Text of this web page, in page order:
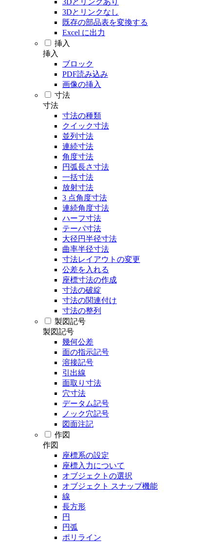
3Dとリンクあり
3Dとリンクなし
既存の部品表を変換する
Excel に出力
挿入
挿入
ブロック
PDF読み込み
画像の挿入
寸法
寸法
寸法の種類
クイック寸法
並列寸法
連続寸法
角度寸法
円弧長さ寸法
一括寸法
放射寸法
3 点角度寸法
連続角度寸法
ハーフ寸法
テーパ寸法
大径円半径寸法
曲率半径寸法
寸法レイアウトの変更
公差を入れる
座標寸法の作成
寸法の破綻
寸法の関連付け
寸法の整列
製図記号
製図記号
幾何公差
面の指示記号
溶接記号
引出線
面取り寸法
穴寸法
データム記号
ノック穴記号
図面注記
作図
作図
座標系の設定
座標入力について
オブジェクトの選択
オブジェクト スナップ機能
線
長方形
円
円弧
ポリライン